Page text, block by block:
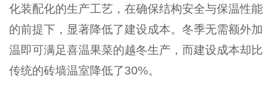
化装配化的生产工艺，在确保结构安全与保温性能
的前提下，显著降低了建设成本。冬季无需额外加
温即可满足喜温果菜的越冬生产，而建设成本却比
传统的砖墙温室降低了30%。